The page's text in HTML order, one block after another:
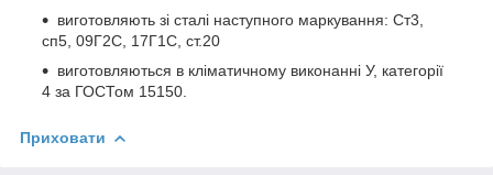
виготовляють зі сталі наступного маркування: Cт3,
cп5, 09Г2C, 17Г1C, cт.20
виготовляються в кліматичному виконанні У, категорії
4 за ГОСТом 15150.
Приховати